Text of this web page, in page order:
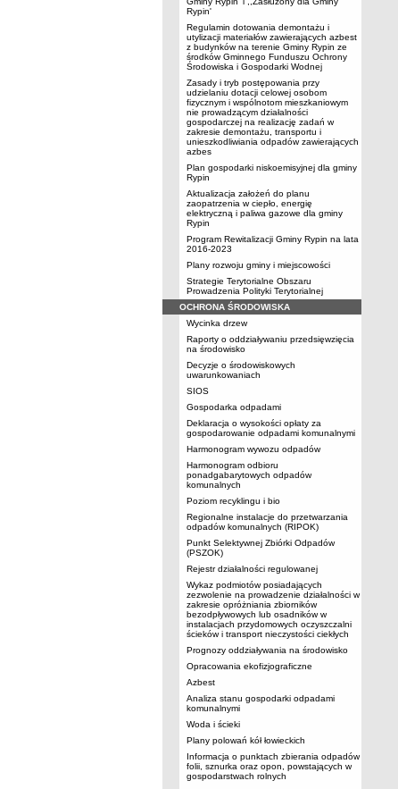
Rypin'
Regulamin dotowania demontażu i
utylizacji materiałów zawierających azbest
z budynków na terenie Gminy Rypin ze
środków Gminnego Funduszu Ochrony
Środowiska i Gospodarki Wodnej
Zasady i tryb postępowania przy
udzielaniu dotacji celowej osobom
fizycznym i wspólnotom mieszkaniowym
nie prowadzącym działalności
gospodarczej na realizację zadań w
zakresie demontażu, transportu i
unieszkodliwiania odpadów zawierających
azbes
Plan gospodarki niskoemisyjnej dla gminy
Rypin
Aktualizacja założeń do planu
zaopatrzenia w ciepło, energię
elektryczną i paliwa gazowe dla gminy
Rypin
Program Rewitalizacji Gminy Rypin na lata
2016-2023
Plany rozwoju gminy i miejscowości
Strategie Terytorialne Obszaru
Prowadzenia Polityki Terytorialnej
OCHRONA ŚRODOWISKA
Wycinka drzew
Raporty o oddziaływaniu przedsięwzięcia
na środowisko
Decyzje o środowiskowych
uwarunkowaniach
SIOS
Gospodarka odpadami
Deklaracja o wysokości opłaty za
gospodarowanie odpadami komunalnymi
Harmonogram wywozu odpadów
Harmonogram odbioru
ponadgabarytowych odpadów
komunalnych
Poziom recyklingu i bio
Regionalne instalacje do przetwarzania
odpadów komunalnych (RIPOK)
Punkt Selektywnej Zbiórki Odpadów
(PSZOK)
Rejestr działalności regulowanej
Wykaz podmiotów posiadających
zezwolenie na prowadzenie działalności w
zakresie opróżniania zbiorników
bezodpływowych lub osadników w
instalacjach przydomowych oczyszczalni
ścieków i transport nieczystości ciekłych
Prognozy oddziaływania na środowisko
Opracowania ekofizjograficzne
Azbest
Analiza stanu gospodarki odpadami
komunalnymi
Woda i ścieki
Plany polowań kół łowieckich
Informacja o punktach zbierania odpadów
folii, sznurka oraz opon, powstających w
gospodarstwach rolnych